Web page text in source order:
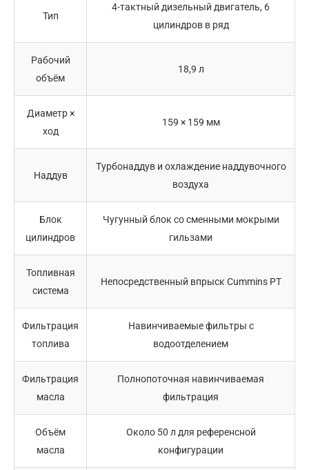
Тип
4-тактный дизельный двигатель, 6
цилиндров в ряд
Рабочий
объём
18,9 л
Диаметр ×
ход
159 × 159 мм
Наддув
Турбонаддув и охлаждение наддувочного
воздуха
Блок
цилиндров
Чугунный блок со сменными мокрыми
гильзами
Топливная
система
Непосредственный впрыск Cummins PT
Фильтрация
топлива
Навинчиваемые фильтры с
водоотделением
Фильтрация
масла
Полнопоточная навинчиваемая
фильтрация
Объём
масла
Около 50 л для референсной
конфигурации